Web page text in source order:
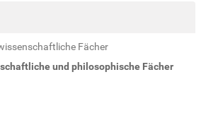
Fächer
und philosophische Fächer